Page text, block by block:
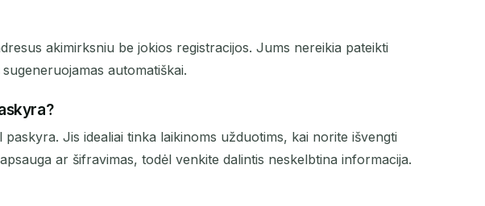
akimirksniu be jokios registracijos. Jums nereikia pateikti
automatiškai.
Jis idealiai tinka laikinoms užduotims, kai norite išvengti
ar šifravimas, todėl venkite dalintis neskelbtina informacija.